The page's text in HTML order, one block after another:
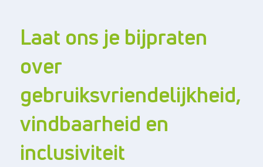
Algemene voorwaarden
Laat ons je bijpraten
over
gebruiksvriendelijkheid,
vindbaarheid en
inclusiviteit